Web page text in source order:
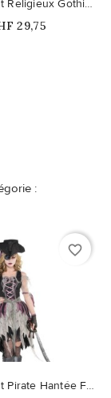
Déguisement Religieux Gothique - Homme
29,75
:
favorite_border
Déguisement Pirate Hantée Femme